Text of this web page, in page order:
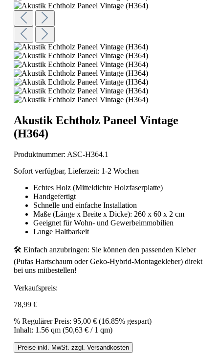
Akustik Echtholz Paneel Vintage
(H364)
Produktnummer: ASC-H364.1
Sofort verfügbar, Lieferzeit: 1-2 Wochen
Echtes Holz (Mitteldichte Holzfaserplatte)
Handgefertigt
Schnelle und einfache Installation
Maße (Länge x Breite x Dicke): 260 x 60 x 2 cm
Geeignet für Wohn- und Gewerbeimmobilien
Lange Haltbarkeit
🛠️ Einfach anzubringen: Sie können den passenden Kleber
(Pufas Hartschaum oder Geko-Hybrid-Montagekleber) direkt
bei uns mitbestellen!
Verkaufspreis:
78,99 €
% Regulärer Preis: 95,00 € (16.85% gespart)
Inhalt: 1.56 qm (50,63 € / 1 qm)
Preise inkl. MwSt. zzgl. Versandkosten